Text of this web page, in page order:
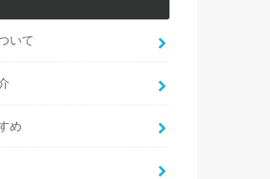
いて
め